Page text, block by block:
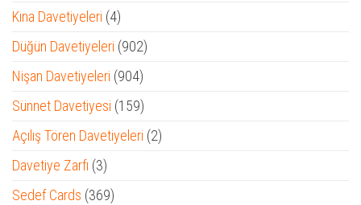
Kına Davetiyeleri 44
ürün
Düğün Davetiyeleri 902902
Nişan Davetiyeleri 904904
ürün
Sünnet Davetiyesi 159159
ürün
Açılış Tören Davetiyeleri 22
Davetiye Zarfı 33
ürün
Sedef Cards 369369